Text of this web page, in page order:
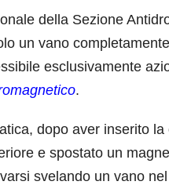
della Sezione
un vano
esclusivamente
.
dopo aver inserito
e spostato un
svelando un vano